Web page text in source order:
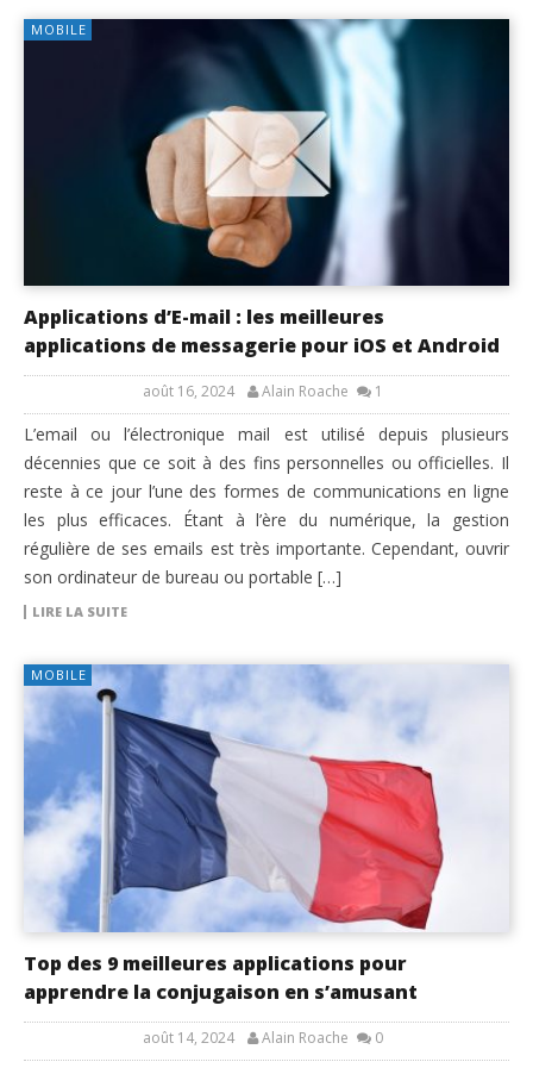
MOBILE
Applications d’E-mail : les meilleures
applications de messagerie pour iOS et Android
août 16, 2024 Alain Roache 1
L’email ou l’électronique mail est utilisé depuis plusieurs
décennies que ce soit à des fins personnelles ou officielles. Il
reste à ce jour l’une des formes de communications en ligne
les plus efficaces. Étant à l’ère du numérique, la gestion
régulière de ses emails est très importante. Cependant, ouvrir
son ordinateur de bureau ou portable […]
LIRE LA SUITE
MOBILE
Top des 9 meilleures applications pour
apprendre la conjugaison en s’amusant
août 14, 2024 Alain Roache 0